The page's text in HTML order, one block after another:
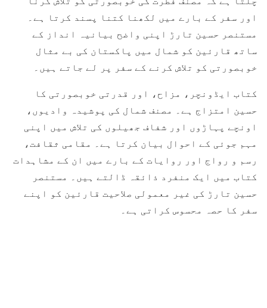
اور سفر کے بارے میں لکھنا کتنا پسند کرتا ہے۔
مستنصر حسین تارڑ اپنی واضح بیانیہ انداز کے
ساتھ قارئین کو شمال میں پاکستان کی بے مثال
خوبصورتی کو تلاش کرنے کے سفر پر لے جاتے ہیں۔
کتاب ایڈونچر، مزاح، اور قدرتی خوبصورتی کا
حسین امتزاج ہے۔ مصنف شمال کی پوشیدہ وادیوں،
اونچے پہاڑوں اور شفاف جھیلوں کی تلاش میں اپنی
مہم جوئی کے احوال بیان کرتا ہے۔ مقامی ثقافت،
رسم و رواج اور روایات کے بارے میں ان کے مشاہدات
کتاب میں ایک منفرد ذائقہ ڈالتے ہیں۔ مستنصر
حسین تارڑ کی غیر معمولی صلاحیت قارئین کو اپنے
سفر کا حصہ محسوس کراتی ہے۔